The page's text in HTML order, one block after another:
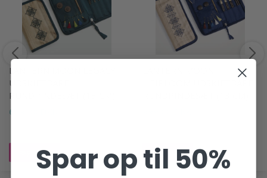
LANTERN MOON LEGACY
UDSKIFTBARE
RUNDPINDESÆT (13 CM)
649,00 DKK
Læg i kurv Læg i kurv
Spar op til 50%